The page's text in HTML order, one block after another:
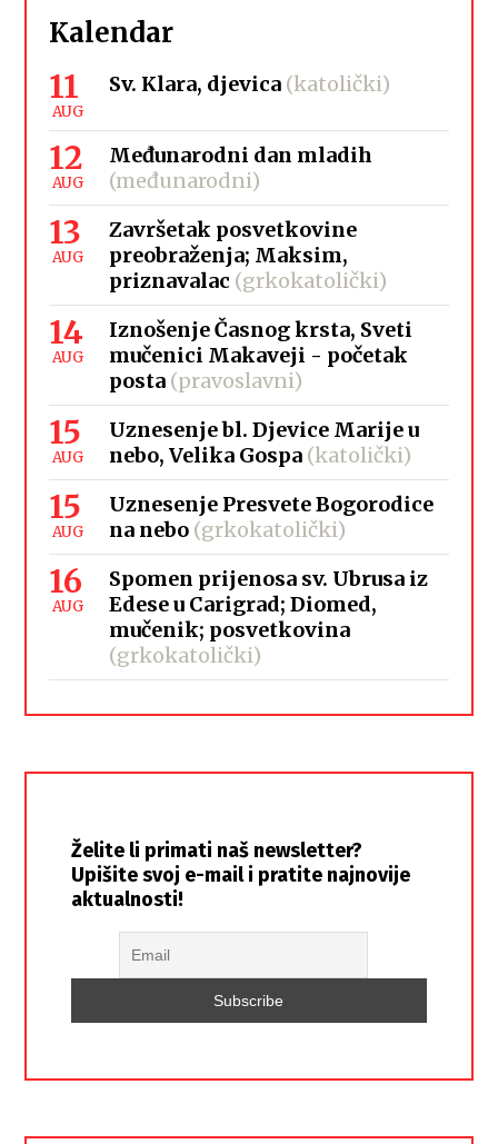
Kalendar
11
AUG
Sv. Klara, djevica (katolički)
12
AUG
Međunarodni dan mladih
(međunarodni)
13
AUG
Završetak posvetkovine
preobraženja; Maksim,
priznavalac (grkokatolički)
14
AUG
Iznošenje Časnog krsta, Sveti
mučenici Makaveji - početak
posta (pravoslavni)
15
AUG
Uznesenje bl. Djevice Marije u
nebo, Velika Gospa (katolički)
15
AUG
Uznesenje Presvete Bogorodice
na nebo (grkokatolički)
16
AUG
Spomen prijenosa sv. Ubrusa iz
Edese u Carigrad; Diomed,
mučenik; posvetkovina
(grkokatolički)
Želite li primati naš newsletter?
Upišite svoj e-mail i pratite najnovije
aktualnosti!